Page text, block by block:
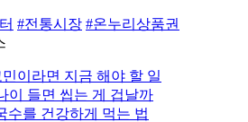
#전통시장 #온누리상품권
이라면 지금 해야 할 일
이 들면 씹는 게 겁날까
수를 건강하게 먹는 법